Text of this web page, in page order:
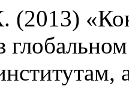
(2013)